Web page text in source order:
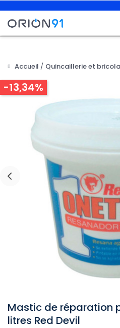
Accueil Quincaillerie et
-13,34%
Mastic de réparation
litres Red Devil